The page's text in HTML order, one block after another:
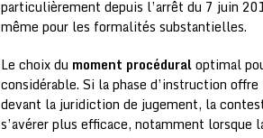
particulièrement depuis l’arrêt du 7 juin
même pour les formalités substantielles.
Le choix du moment procéduraloptimal
considérable. Si la phase d’instruction
devant la juridiction de jugement, la
s’avérer plus efficace, notamment